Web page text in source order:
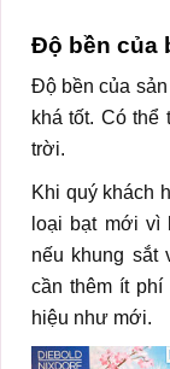
Độ bền của
Độ bền của
khá tốt. Có
trời.
Khi quý khách
loại bạt mới vì
nếu khung sắt
cần thêm ít
hiệu như mới.